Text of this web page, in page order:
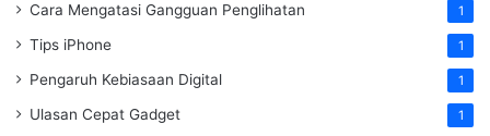
Cara Mengatasi Gangguan Penglihatan 1
Tips iPhone 1
Pengaruh Kebiasaan Digital 1
Ulasan Cepat Gadget 1